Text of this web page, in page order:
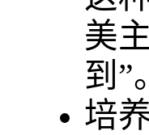
美
到”。
培